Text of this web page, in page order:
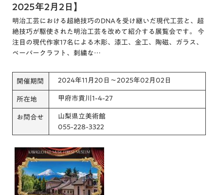
2025年2月2日】
明治工芸における超絶技巧のDNAを受け継いだ現代工芸と、超
絶技巧が駆使された明治工芸を改めて紹介する展覧会です。 今
注目の現代作家17名による木彫、漆工、金工、陶磁、ガラス、
ペーパークラフト、刺繍な…
開催期間 2024年11月20日～2025年02月02日
所在地 甲府市貢川1-4-27
お問合せ
山梨県立美術館
055-228-3322